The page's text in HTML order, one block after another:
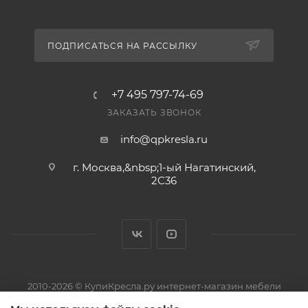
— в разделе «Гарантия и возврат».
ПОДПИСАТЬСЯ НА РАССЫЛКУ
+7 495 797-74-69
ЗАКАЗАТЬ ЗВОНОК
info@qpkresla.ru
г. Москва,&nbsp;1-ый Нагатинский,
2C36
2010-2026 © КупиКресла.ру интернет-магазин мебели
ИП Пирожков Кирилл Сергеевич · ОГРНИП 313774626800150 ·